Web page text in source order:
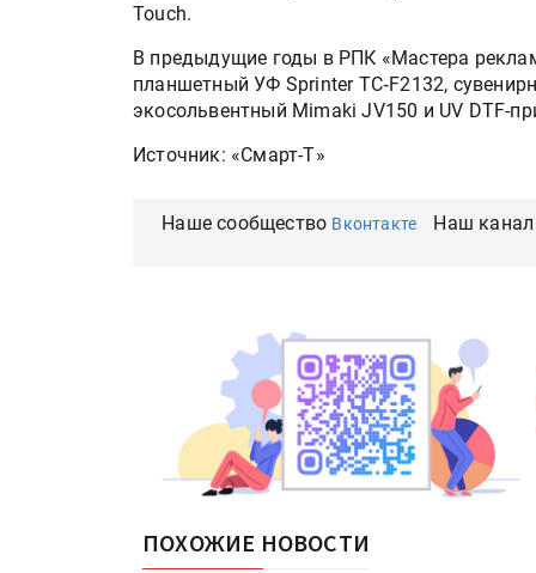
Touch.
В предыдущие годы в РПК «Мастера
планшетный УФ Sprinter TC‑F2132,
экосольвентный Mimaki JV150 и UV DTF-
Источник: «Смарт-Т»
Наше сообщество Вконтакте Наш канал
ПОХОЖИЕ НОВОСТИ